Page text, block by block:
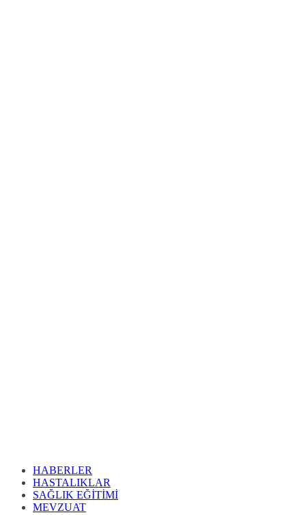
HABERLER
HASTALIKLAR
SAĞLIK EĞİTİMİ
MEVZUAT